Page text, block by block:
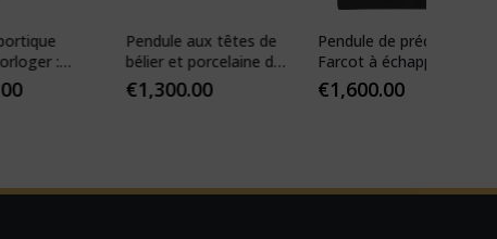
Pendule aux têtes de
bélier et porcelaine de
1,300.00
Pendule de précision
Farcot à échappement
Brocot visible
1,600.00